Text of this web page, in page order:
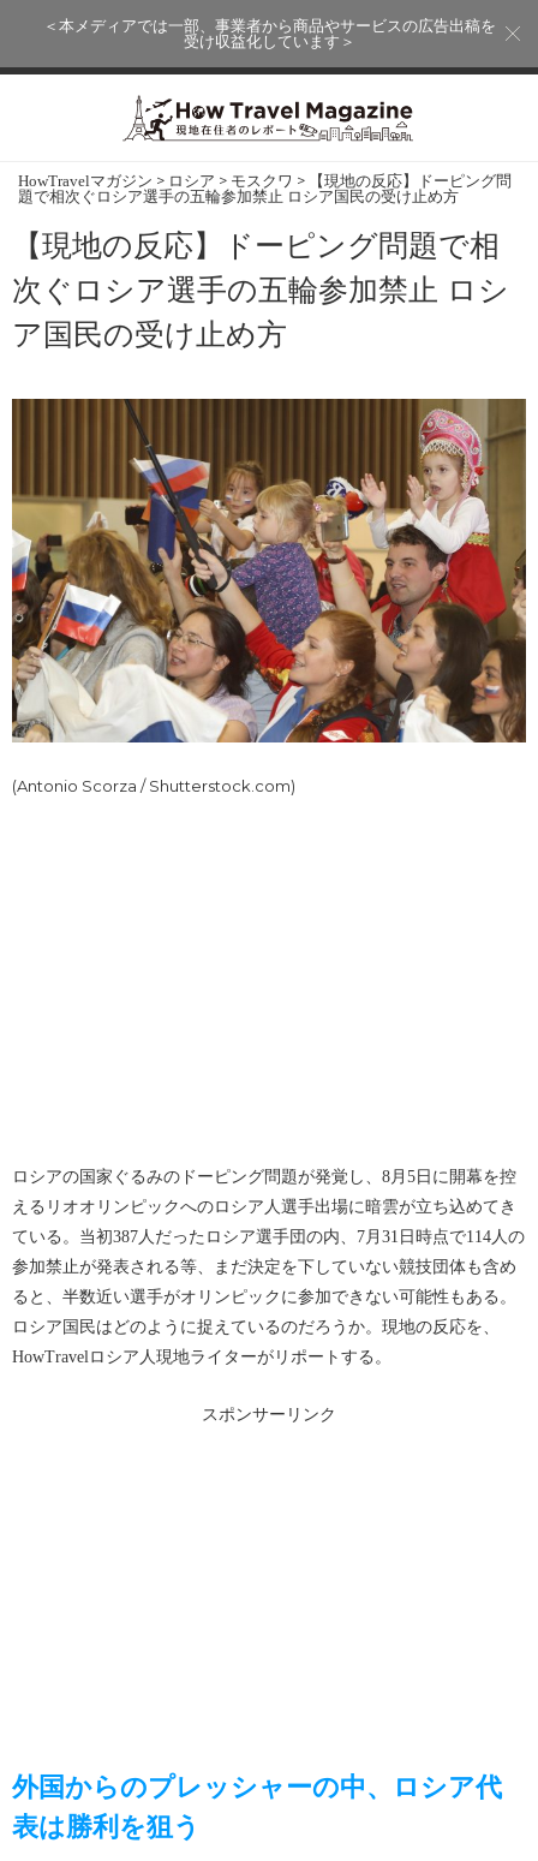
＜本メディアでは一部、事業者から商品やサービスの広告出稿を
受け収益化しています＞
HowTravelマガジン > ロシア > モスクワ >
【現地の反応】ドーピング問
題で相次ぐロシア選手の五輪参加禁止 ロシア国民の受け止め方
【現地の反応】ドーピング問題で相
次ぐロシア選手の五輪参加禁止 ロシ
ア国民の受け止め方
(Antonio Scorza / Shutterstock.com)
ロシアの国家ぐるみのドーピング問題が発覚し、8月5日に開幕を控
えるリオオリンピックへのロシア人選手出場に暗雲が立ち込めてき
ている。当初387人だったロシア選手団の内、7月31日時点で114人の
参加禁止が発表される等、まだ決定を下していない競技団体も含め
ると、半数近い選手がオリンピックに参加できない可能性もある。
ロシア国民はどのように捉えているのだろうか。現地の反応を、
HowTravelロシア人現地ライターがリポートする。
スポンサーリンク
外国からのプレッシャーの中、ロシア代
表は勝利を狙う